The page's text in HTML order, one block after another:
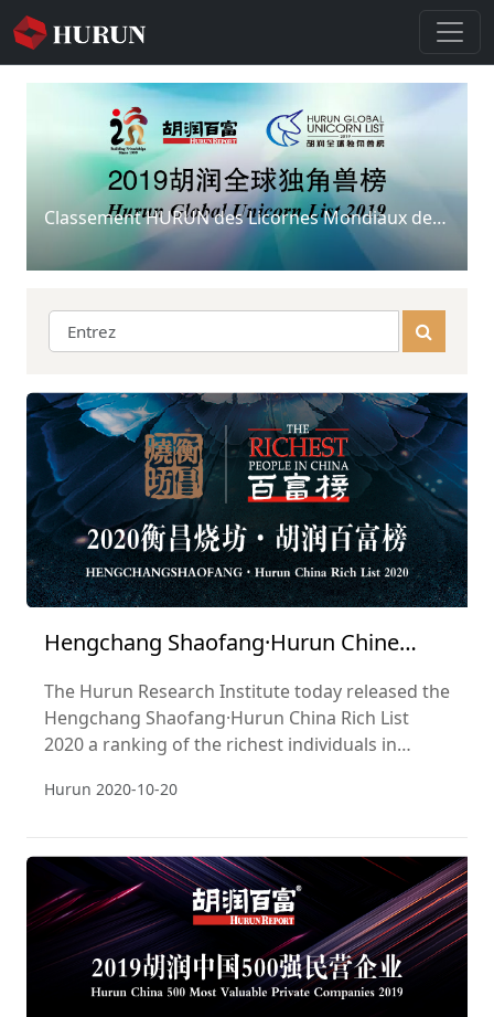
Classement HURUN des Licornes Mondiaux de 2019
Hengchang Shaofang·Hurun Chine
Abondance Liste 2020
The Hurun Research Institute today released the
Hengchang Shaofang·Hurun China Rich List
2020 a ranking of the richest individuals in
Hurun 2020-10-20